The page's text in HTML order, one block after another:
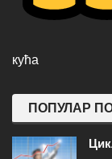
кућа
ПОПУЛАР